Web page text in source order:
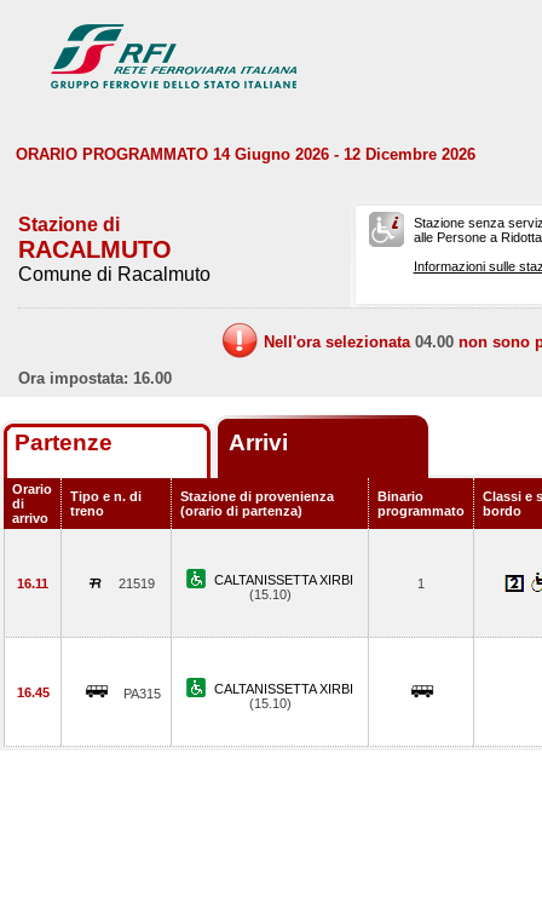
ORARIO PROGRAMMATO 14 Giugno 2026 - 12 Dicembre 2026
Stazione di
RACALMUTO
Comune di Racalmuto
Stazione senza
alle Persone a
Informazioni sulle
Nell'ora selezionata 04.00 non sono
Ora impostata: 16.00
Partenze Arrivi
Orario
di
arrivo
Tipo e n. di
treno
Stazione di provenienza
(orario di partenza)
Binario
programmato
Classi e
bordo
16.11 21519
CALTANISSETTA XIRBI
(15.10)
1
16.45 PA315
CALTANISSETTA XIRBI
(15.10)